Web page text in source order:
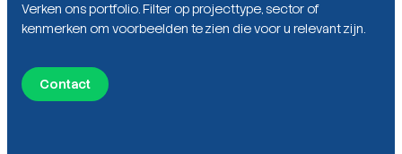
Verken ons portfolio. Filter op projecttype, sector of
kenmerken om voorbeelden te zien die voor u relevant zijn.
Contact